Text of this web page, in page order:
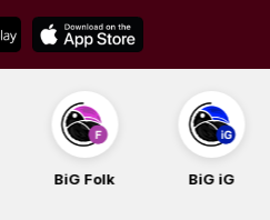
BiG Folk BiG iG